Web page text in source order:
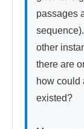
passages
other
there are
how could
existed?